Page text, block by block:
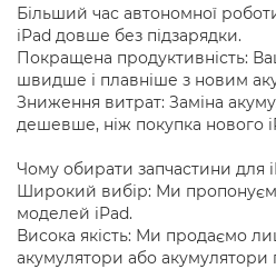
Більший час автономної
iPad довше без підзарядки.
Покращена продуктивність:
швидше і плавніше з новим
Зниження витрат: Заміна
дешевше, ніж покупка нового
Чому обирати запчастини для
Широкий вибір: Ми
моделей iPad.
Висока якість: Ми продаємо
акумулятори або акумулятори